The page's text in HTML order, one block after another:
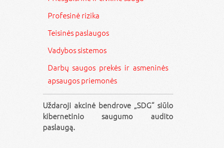
Profesinė rizika
Teisinės paslaugos
Vadybos sistemos
Darbų saugos prekės ir asmeninės
apsaugos priemonės
Uždaroji akcinė bendrove „SDG“ siūlo
kibernetinio saugumo audito
paslaugą.